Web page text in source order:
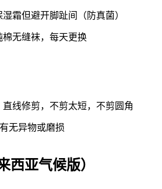
霜但避开脚趾间（防真菌）
棉无缝袜，每天更换
线修剪，不剪太短，不剪圆角
无异物或磨损
西亚气候版）